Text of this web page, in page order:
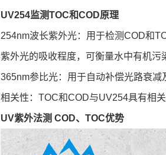
UV254监测TOC和COD原理
254nm波长紫外光：用于检测COD和
紫外光的吸收程度，可衡量水中有机污
365nm参比光：用于自动补偿光路衰减
相关性：TOC和COD与UV254具有相
UV紫外法测 COD、TOC优势